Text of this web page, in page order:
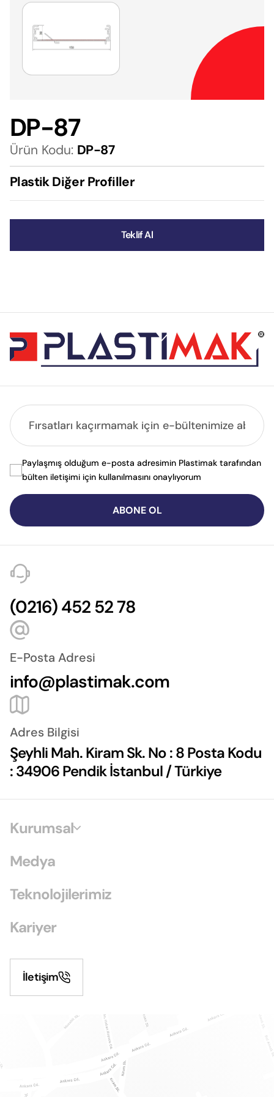
DP-87
Ürün Kodu: DP-87
Plastik Diğer Profiller
Teklif Al
ABONE OL
Paylaşmış olduğum e-posta adresimin Plastimak tarafından
bülten iletişimi için kullanılmasını onaylıyorum
(0216) 452 52 78
E-Posta Adresi
info@plastimak.com
Adres Bilgisi
Şeyhli Mah. Kiram Sk. No : 8 Posta Kodu
: 34906 Pendik İstanbul / Türkiye
Kurumsal
Medya
Teknolojilerimiz
Kariyer
İletişim